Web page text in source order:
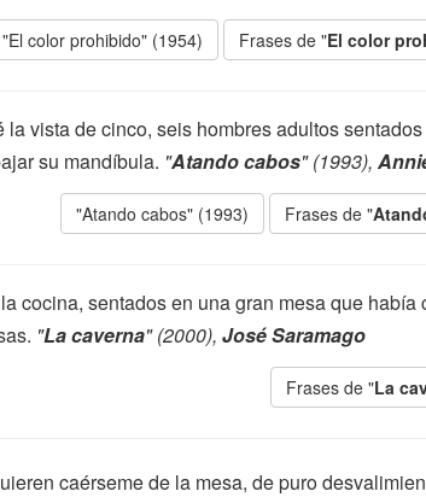
"El color prohibido" (1954) Frases de "El color
la vista de cinco, seis hombres adultos
su mandíbula. "Atando cabos" (1993),
"Atando cabos" (1993) Frases de "
cocina, sentados en una gran mesa que
"La caverna" (2000), José Saramago
Frases de "La
caérseme de la mesa, de puro